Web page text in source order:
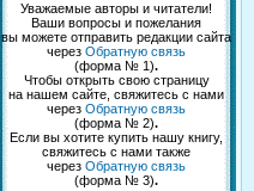
Уважаемые авторы и читатели!
Ваши вопросы и пожелания
вы можете отправить редакции сайта
через Обратную связь
(форма № 1).
Чтобы открыть свою страницу
на нашем сайте, свяжитесь с нами
через Обратную связь
(форма № 2).
Если вы хотите купить нашу книгу,
свяжитесь с нами также
через Обратную связь
(форма № 3).